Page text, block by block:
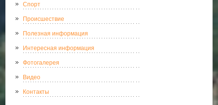
Спорт
Происшествие
Полезная информация
Интересная информация
Фотогалерея
Видео
Контакты